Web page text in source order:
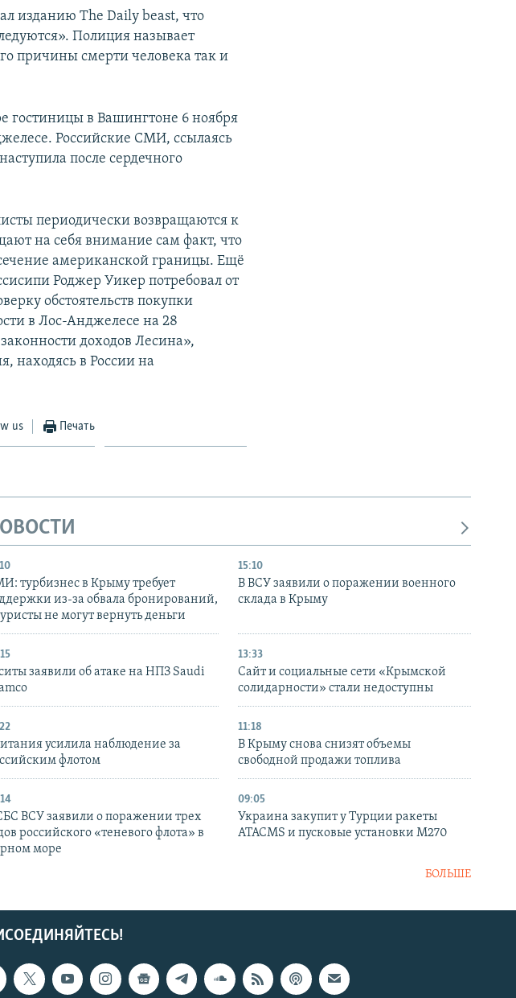
изданию The Daily beast, что
Полиция называет
причины смерти человека так и
в Вашингтоне 6 ноября
Российские СМИ, ссылаясь
после сердечного
периодически возвращаются к
на себя внимание сам факт, что
американской границы. Ещё
Роджер Уикер потребовал от
обстоятельств покупки
в Лос-Анджелесе на 28
доходов Лесина»,
находясь в России на
us Печать
турбизнес в Крыму требует
из-за обвала бронирований,
не могут вернуть деньги
15:10
В ВСУ заявили о поражении военного
склада в Крыму
заявили об атаке на НПЗ Saudi
13:33
Сайт и социальные сети «Крымской
солидарности» стали недоступны
усилила наблюдение за
флотом
11:18
В Крыму снова снизят объемы
свободной продажи топлива
ВСУ заявили о поражении трех
российского «теневого флота» в
море
09:05
Украина закупит у Турции ракеты
ATACMS и пусковые установки M270
БОЛЬШЕ